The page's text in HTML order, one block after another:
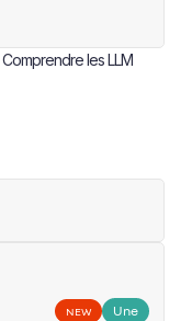
Comprendre les LLM
NEW Une